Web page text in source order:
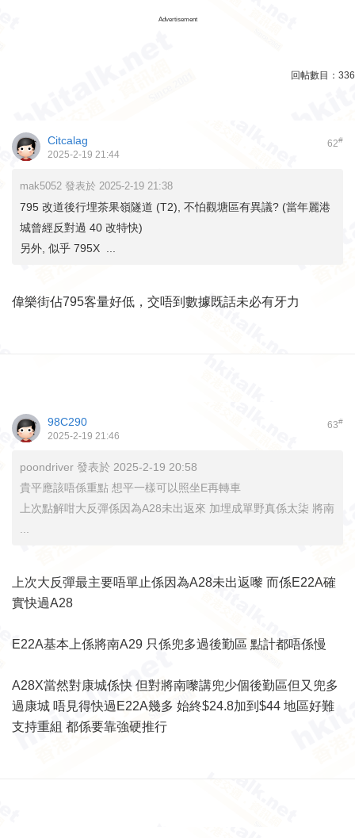
Advertisement
回帖數目： 336
62#
Citcalag
2025-2-19 21:44
mak5052 發表於 2025-2-19 21:38
795 改道後行埋茶果嶺隧道 (T2), 不怕觀塘區有異議? (當年麗港
城曾經反對過 40 改特快)
另外, 似乎 795X ...
偉樂街佔795客量好低，交唔到數據既話未必有牙力
63#
98C290
2025-2-19 21:46
poondriver 發表於 2025-2-19 20:58
貴平應該唔係重點 想平一樣可以照坐E再轉車
上次點解咁大反彈係因為A28未出返來 加埋成單野真係太柒 將南
上次大反彈最主要唔單止係因為A28未出返嚟 而係E22A確
實快過A28
E22A基本上係將南A29 只係兜多過後勤區 點計都唔係慢
A28X當然對康城係快 但對將南嚟講兜少個後勤區但又兜多
過康城 唔見得快過E22A幾多 始終$24.8加到$44 地區好難
支持重組 都係要靠強硬推行